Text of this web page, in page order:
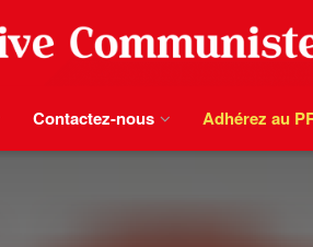
Contactez-nous Adhérez au